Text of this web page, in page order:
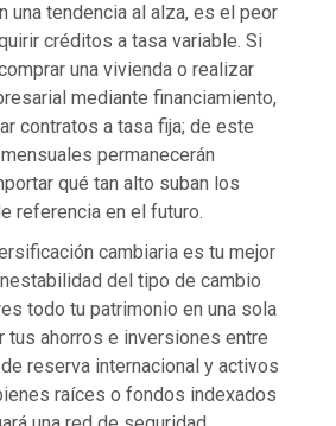
una tendencia al alza, es el peor
créditos a tasa variable. Si
una vivienda o realizar
mediante financiamiento,
contratos a tasa fija; de este
permanecerán
qué tan alto suban los
referencia en el futuro.
cambiaria es tu mejor
del tipo de cambio
todo tu patrimonio en una sola
tus ahorros e inversiones entre
reserva internacional y activos
raíces o fondos indexados